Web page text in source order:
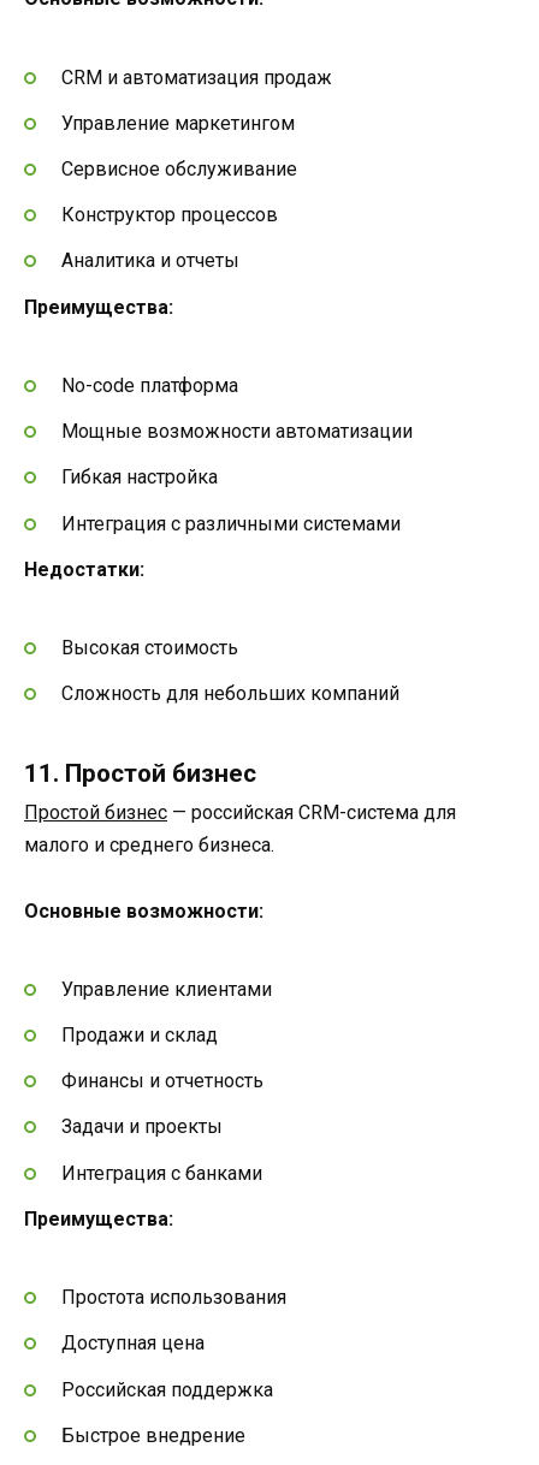
CRM и автоматизация продаж
Управление маркетингом
Сервисное обслуживание
Конструктор процессов
Аналитика и отчеты
Преимущества:
No-code платформа
Мощные возможности автоматизации
Гибкая настройка
Интеграция с различными системами
Недостатки:
Высокая стоимость
Сложность для небольших компаний
11. Простой бизнес
Простой бизнес — российская CRM-система для
малого и среднего бизнеса.
Основные возможности:
Управление клиентами
Продажи и склад
Финансы и отчетность
Задачи и проекты
Интеграция с банками
Преимущества:
Простота использования
Доступная цена
Российская поддержка
Быстрое внедрение